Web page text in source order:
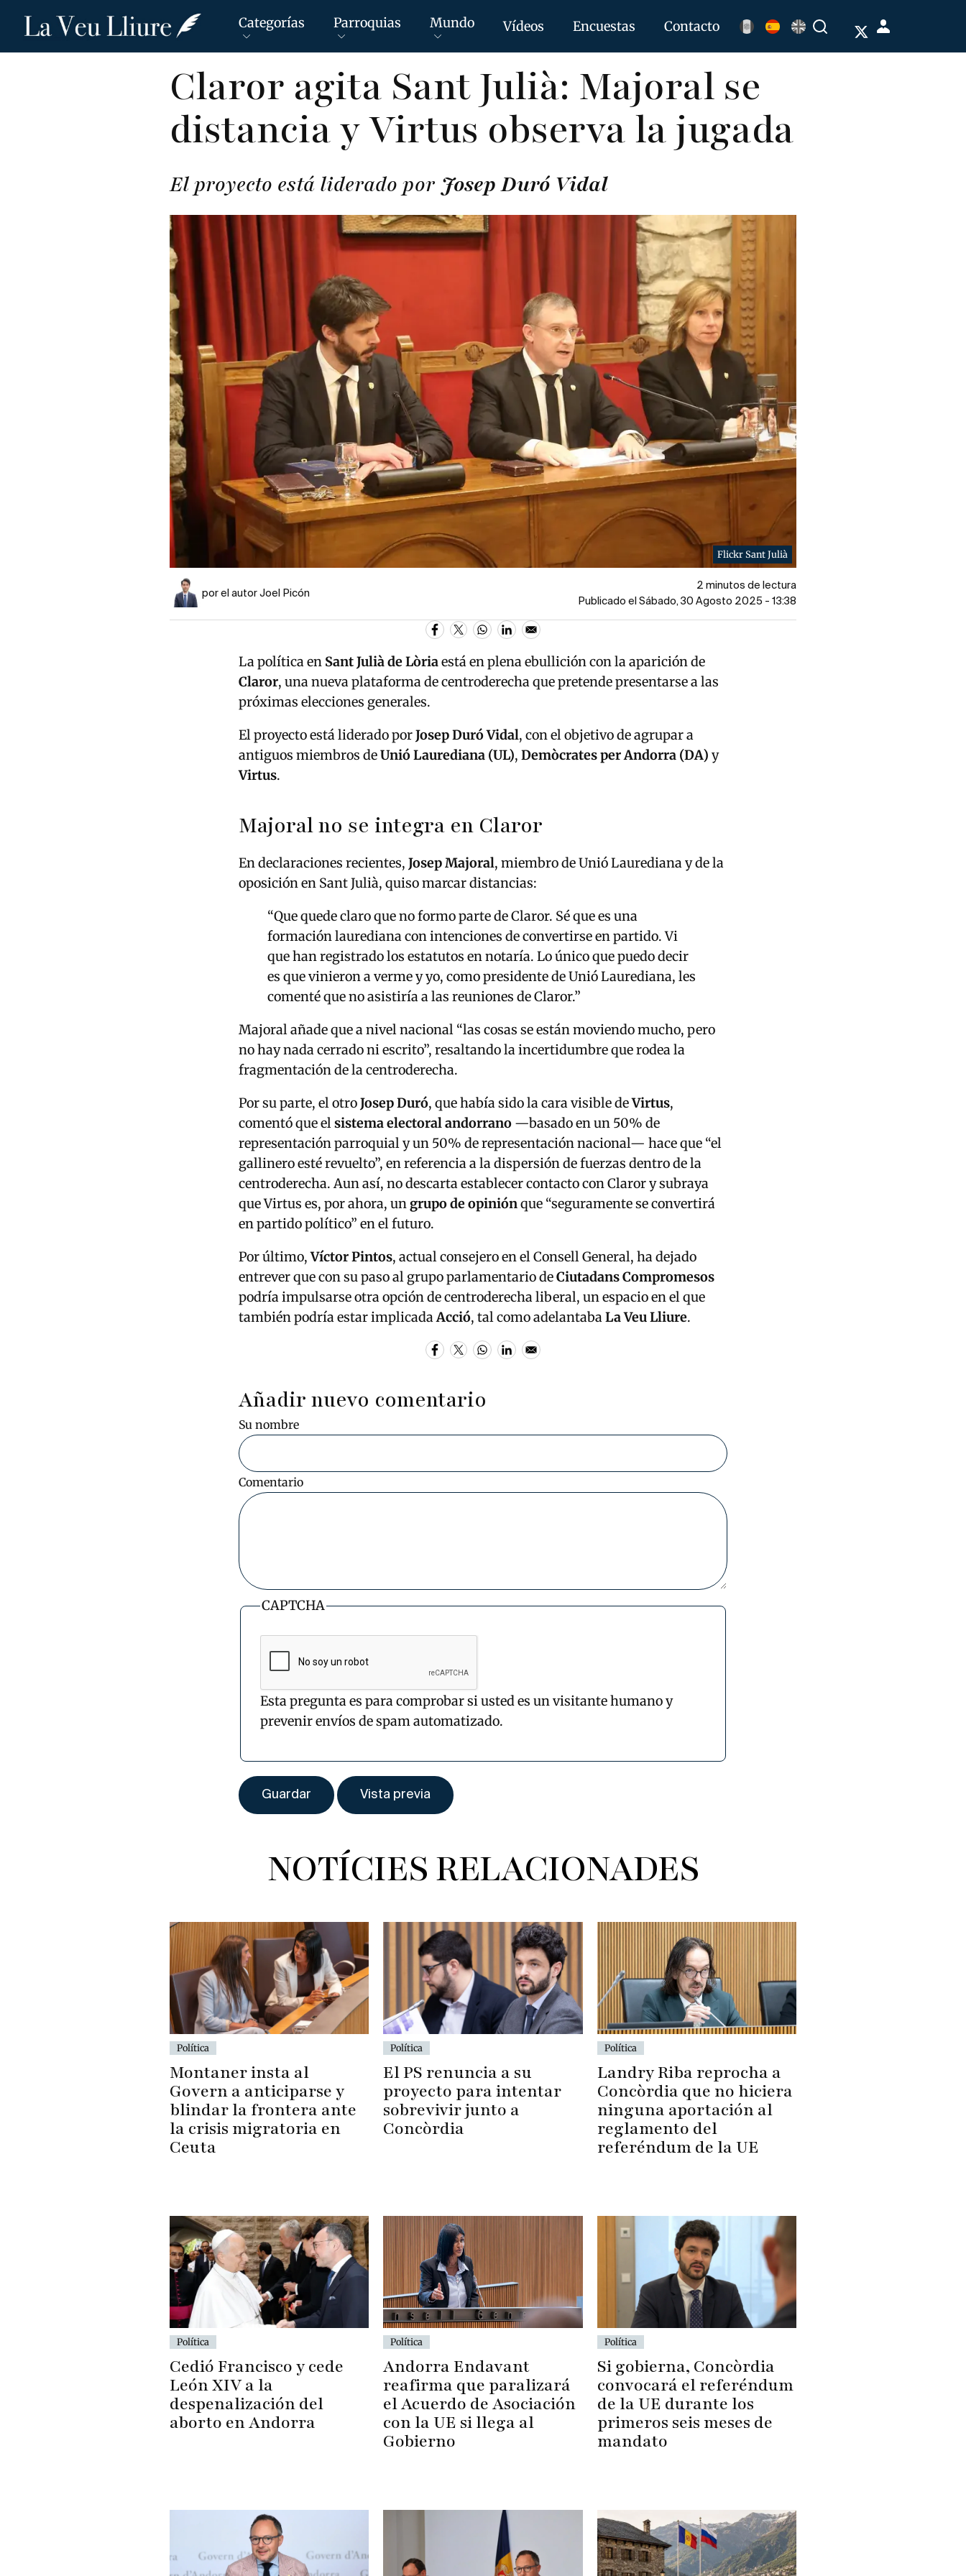
Pasar
Categorías Parroquias Mundo Vídeos Encuestas Contacto BuscarMenú
de
Claror agita Sant Julià: Majoral se
distancia y Virtus observa la jugada
El proyecto está liderado por Josep Duró Vidal
Flickr Sant Julià
por el autor Joel Picón
2 minutos de lectura
Publicado el Sábado, 30 Agosto 2025 - 13:38
La política en Sant Julià de Lòria está en plena ebullición con la aparición de
Claror, una nueva plataforma de centroderecha que pretende presentarse a las
próximas elecciones generales.
El proyecto está liderado porJosep Duró Vidal, con el objetivo de agrupar a
antiguos miembros deUnió Laurediana (UL), Demòcrates per Andorra (DA) y
Virtus.
Majoral no se integra en Claror
En declaraciones recientes, Josep Majoral, miembro de Unió Laurediana y de la
oposición en Sant Julià, quiso marcar distancias:
“Que quede claro que no formo parte de Claror. Sé que es una
formación laurediana con intenciones de convertirse en partido. Vi
que han registrado los estatutos en notaría. Lo único que puedo decir
es que vinieron a verme y yo, como presidente de Unió Laurediana, les
comenté que no asistiría a las reuniones de Claror.”
Majoral añade que a nivel nacional “las cosas se están moviendo mucho, pero
no hay nada cerrado ni escrito”, resaltando la incertidumbre que rodea la
fragmentación de la centroderecha.
Por su parte, el otroJosep Duró, que había sido la cara visible deVirtus,
comentó que elsistema electoral andorrano —basado en un 50% de
representación parroquial y un 50% de representación nacional— hace que “el
gallinero esté revuelto”, en referencia a la dispersión de fuerzas dentro de la
centroderecha. Aun así, no descarta establecer contacto con Claror y subraya
que Virtus es, por ahora, ungrupo de opiniónque “seguramente se convertirá
en partido político” en el futuro.
Por último,Víctor Pintos, actual consejero en el Consell General, ha dejado
entrever que con su paso al grupo parlamentario deCiutadans Compromesos
podría impulsarse otra opción de centroderecha liberal, un espacio en el que
también podría estar implicadaAcció, tal como adelantabaLa Veu Lliure.
Añadir nuevo comentario
Su nombre
Comentario
CAPTCHA
Esta pregunta es para comprobar si usted es un visitante humano y
prevenir envíos de spam automatizado.
NOTÍCIES RELACIONADES
Política
Montaner insta al
Govern a anticiparse y
blindar la frontera ante
la crisis migratoria en
Ceuta
Política
El PS renuncia a su
proyecto para intentar
sobrevivir junto a
Concòrdia
Política
Landry Riba reprocha a
Concòrdia que no hiciera
ninguna aportación al
reglamento del
referéndum de la UE
Política
Cedió Francisco y cede
León XIV a la
despenalización del
aborto en Andorra
Política
Andorra Endavant
reafirma que paralizará
el Acuerdo de Asociación
con la UE si llega al
Gobierno
Política
Si gobierna, Concòrdia
convocará el referéndum
de la UE durante los
primeros seis meses de
mandato